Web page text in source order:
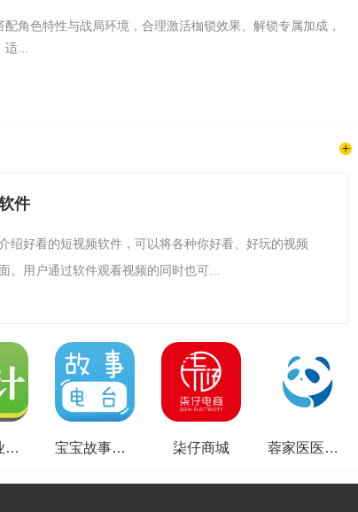
角色特性与战局环境，合理激活枷锁效果、解锁专属加成，
...
件
绍好看的短视频软件，可以将各种你好看、好玩的视频
。用户通过软件观看视频的同时也可...
会计从业资格考试题库2017 宝宝故事电台 柒仔商城 蓉家医医生版